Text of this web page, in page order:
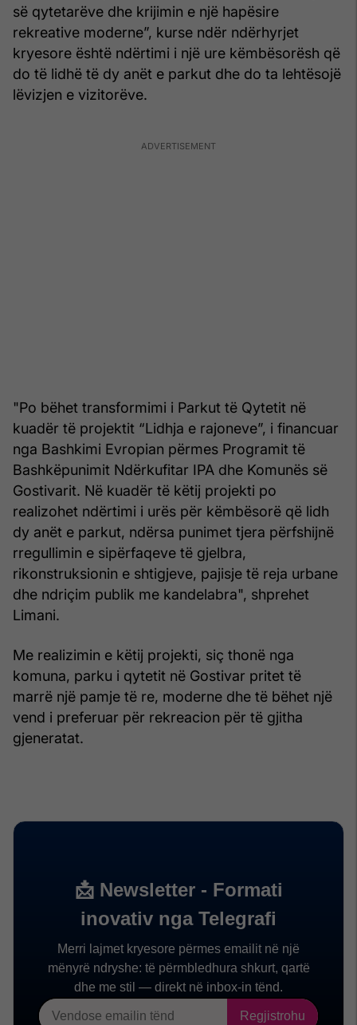
së qytetarëve dhe krijimin e një hapësire
rekreative moderne”, kurse ndër ndërhyrjet
kryesore është ndërtimi i një ure këmbësorësh që
do të lidhë të dy anët e parkut dhe do ta lehtësojë
lëvizjen e vizitorëve.
"Po bëhet transformimi i Parkut të Qytetit në
kuadër të projektit “Lidhja e rajoneve”, i financuar
nga Bashkimi Evropian përmes Programit të
Bashkëpunimit Ndërkufitar IPA dhe Komunës së
Gostivarit. Në kuadër të këtij projekti po
realizohet ndërtimi i urës për këmbësorë që lidh
dy anët e parkut, ndërsa punimet tjera përfshijnë
rregullimin e sipërfaqeve të gjelbra,
rikonstruksionin e shtigjeve, pajisje të reja urbane
dhe ndriçim publik me kandelabra", shprehet
Limani.
Me realizimin e këtij projekti, siç thonë nga
komuna, parku i qytetit në Gostivar pritet të
marrë një pamje të re, moderne dhe të bëhet një
vend i preferuar për rekreacion për të gjitha
gjeneratat.